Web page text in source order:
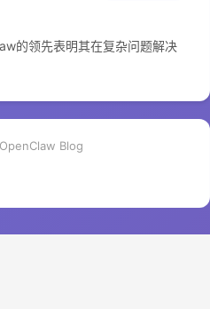
的领先表明其在复杂问题解决
Blog